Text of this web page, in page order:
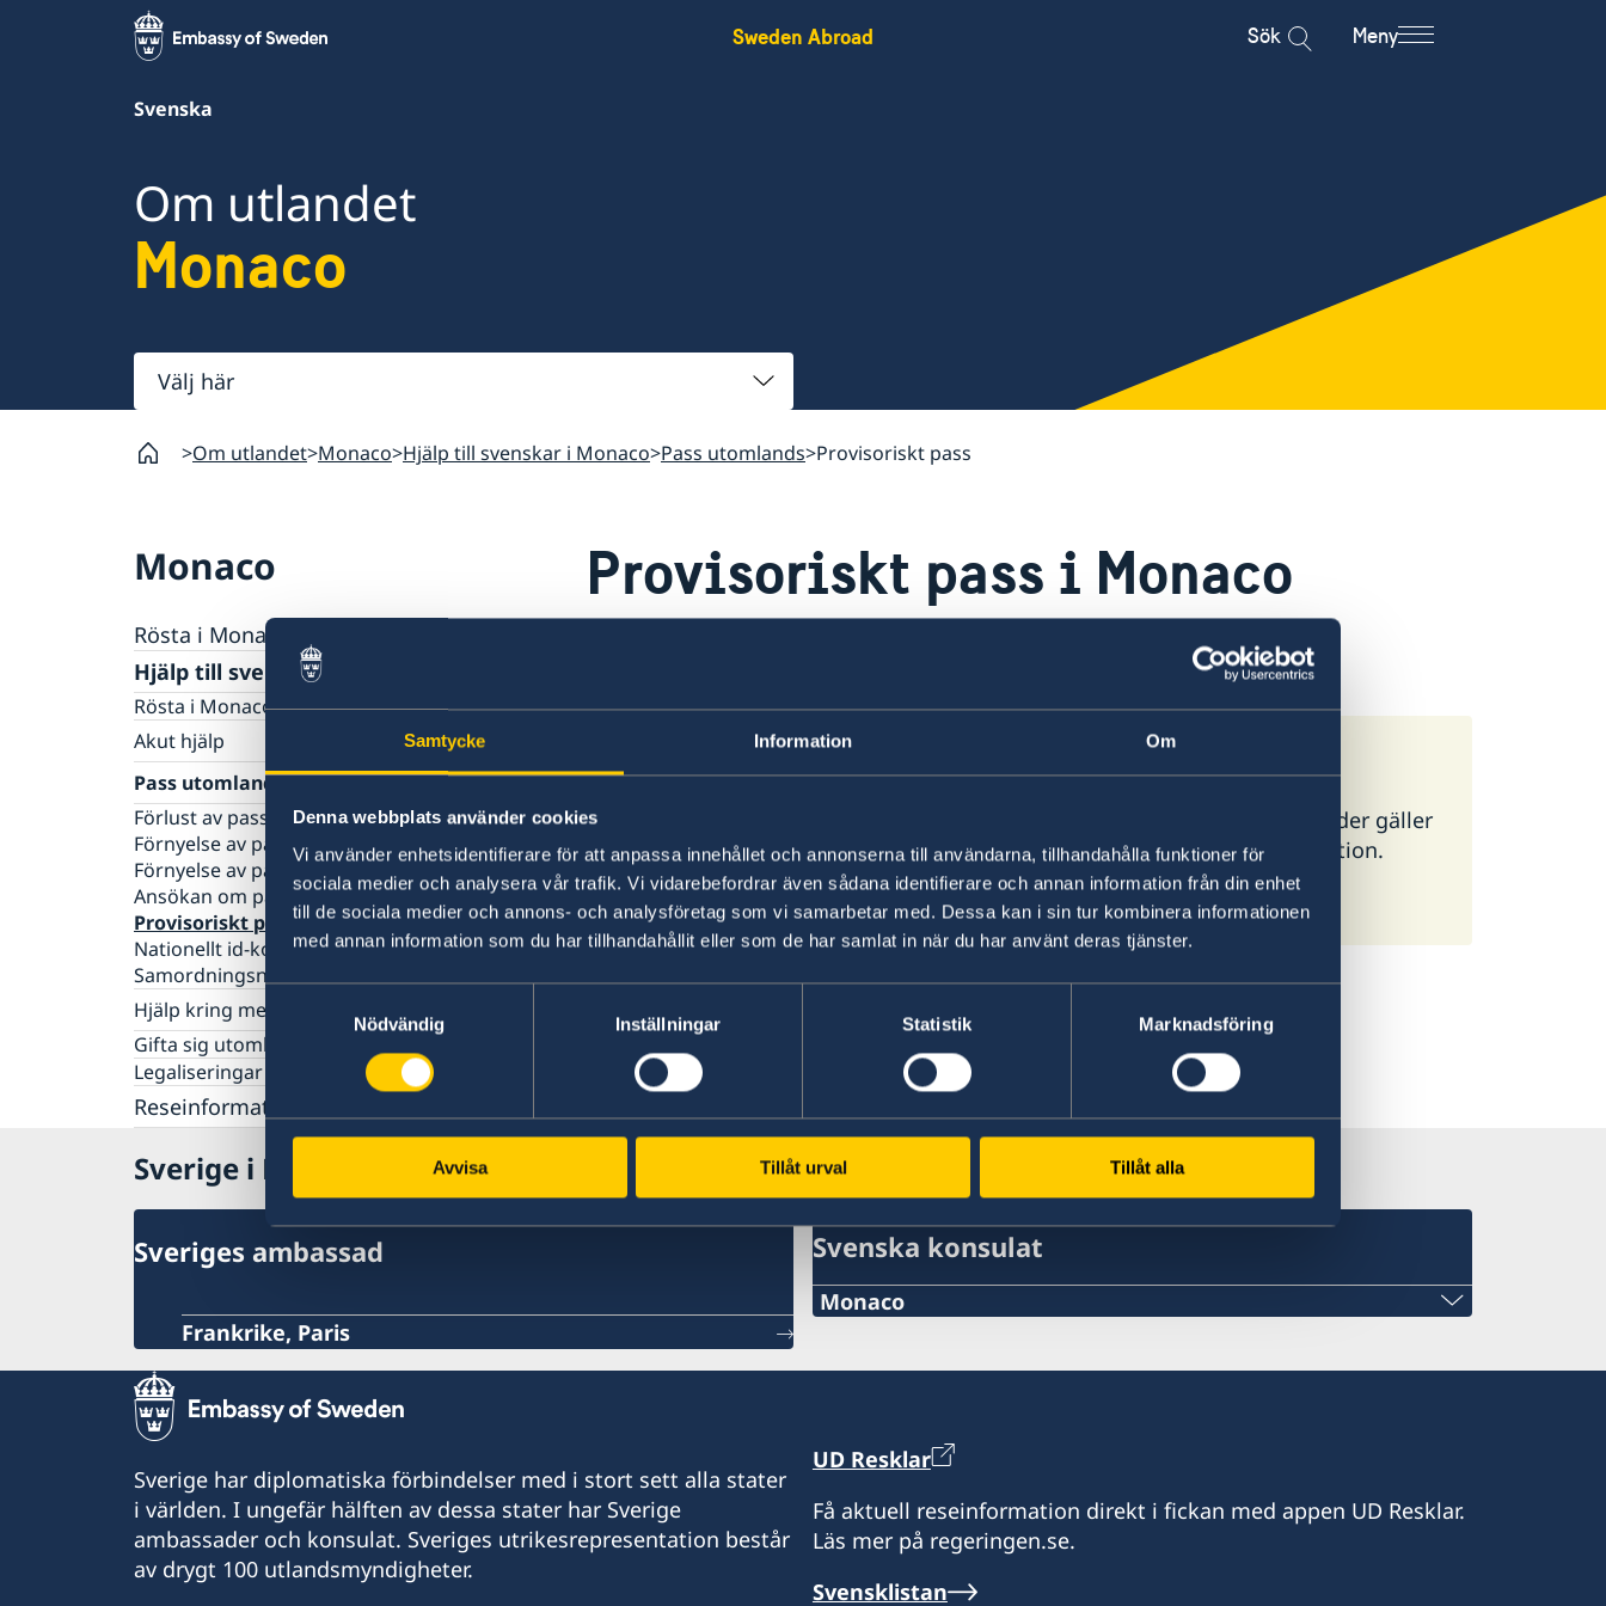
Samtycke Information Om
Denna webbplats använder cookies
Vi använder enhetsidentifierare för att anpassa innehållet och annonserna till användarna, tillhandahålla funktioner för
sociala medier och analysera vår trafik. Vi vidarebefordrar även sådana identifierare och annan information från din enhet
till de sociala medier och annons- och analysföretag som vi samarbetar med. Dessa kan i sin tur kombinera informationen
med annan information som du har tillhandahållit eller som de har samlat in när du har använt deras tjänster.
Samtyckesval
Nödvändig
Inställningar Statistik Marknadsföring
Avvisa Tillåt urval Tillåt alla
Sweden Abroad Sök Meny
Svenska
Om utlandet
Monaco
Välj
här
Om utlandet Monaco Hjälp till svenskar i Monaco Pass utomlands Provisoriskt pass
Monaco
Rösta i Monaco
Hjälp till svenskar i Monaco
Rösta i Monaco
Akut hjälp
Ekonomiskt nödställd
Om du blir sjuk eller råkar ut för en olycka
Juridisk hjälp i utlandet
Dödsfall
Larmcentraler
Hemtransport
Pass utomlands
Förlust av pass
Förnyelse av pass för vuxna
Förnyelse av pass för barn under 18 år
Ansökan om pass för barn under 18 år
Provisoriskt pass
Nationellt id-kort
Samordningsnummer
Hjälp kring medborgarskap
Återfå svenskt medborgarskap
Om svenskt medborgarskap
Dubbelt medborgarskap
Ansökan om att behålla sitt svenska
medborgarskap
Registrera nyfödd utomlands
Gifta sig utomlands
Legaliseringar
Reseinformation
Ambassadens reseinformation
Aktuella händelser
Allmänna säkerhetsläget
Terrorism
Naturförhållanden och katastrofer
Hälso- och sjukvård
Lokala lagar och sedvänjor
Kriminalitet och personlig säkerhet
Trafiksäkerhet
Inför resan
Om olyckan är framme
Provisoriskt pass i Monaco
provisoriskt pass i Frankrike.
Provisoriskt pass
Här finns grundläggande information som gäller för alla länder. I vissa länder gäller
dessutom ytterligare villkor. Kontakta ansvarig ambassad för mer information.
Läs mer
Sverige i Monaco
Sveriges ambassad
Frankrike, Paris
Svenska konsulat
Monaco
Consulat honoraire de Suède à Monaco
Sverige har diplomatiska förbindelser med i stort sett alla stater
i världen. I ungefär hälften av dessa stater har Sverige
ambassader och konsulat. Sveriges utrikesrepresentation består
av drygt 100 utlandsmyndigheter.
UD Resklar
Få aktuell reseinformation direkt i fickan med appen UD Resklar.
Läs mer på regeringen.se.
Svensklistan